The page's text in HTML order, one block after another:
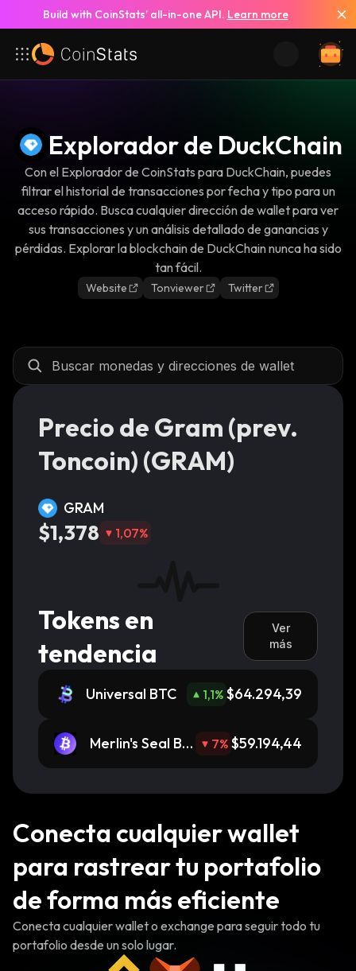
Build with CoinStats’ all-in-one API. Learn more
Explorador de DuckChain
Con el Explorador de CoinStats para DuckChain, puedes
filtrar el historial de transacciones por fecha y tipo para un
acceso rápido. Busca cualquier dirección de wallet para ver
sus transacciones y un análisis detallado de ganancias y
pérdidas. Explorar la blockchain de DuckChain nunca ha sido
tan fácil.
Website Tonviewer Twitter
Precio de Gram (prev.
Toncoin) (GRAM)
GRAM
$1,378 1,07%
Tokens en
tendencia
Ver
más
Universal BTC 1,1% $64.294,39
Merlin's Seal BT
C
7% $59.194,44
Conecta cualquier wallet
para rastrear tu portafolio
de forma más eficiente
Conecta cualquier wallet o exchange para seguir todo tu
portafolio desde un solo lugar.